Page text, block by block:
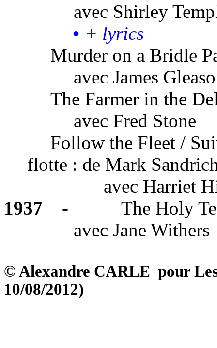
avec Shirley
• + lyrics
Murder on a Bridle
avec James
The Farmer in the
avec Fred Stone
Follow the Fleet /
flotte : de Mark
avec Harriet
1937
- The Holy
avec Jane Withers
© Alexandre CARLE pour
10/08/2012)